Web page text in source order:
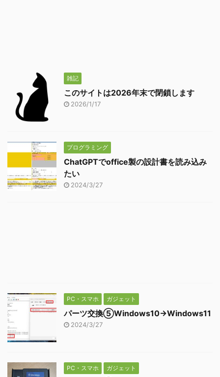
雑記
このサイトは2026年末で閉鎖します
2026/1/17
プログラミング
ChatGPTでoffice製の設計書を読み込み
たい
2024/3/27
PC・スマホ ガジェット
パーツ交換⑤Windows10→Windows11
2024/3/27
PC・スマホ ガジェット